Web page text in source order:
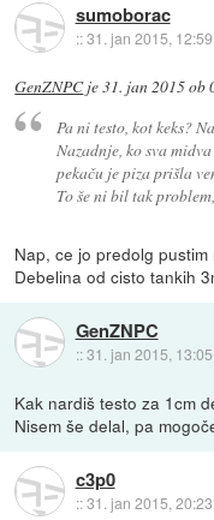
sumoborac
::31. jan 2015, 12:59
GenZNPCje31. jan 2015 ob
Pa ni testo, kot keks?
Nazadnje, ko sva
pekaču je piza prišla
To še ni bil tak
Nap, ce jo predolg
Debelina od cisto tankih
GenZNPC
::31. jan 2015, 13:05
Kak nardiš testo za 1cm
Nisem še delal, pa
c3p0
::31. jan 2015, 20:23